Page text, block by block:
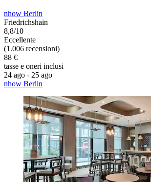
nhow Berlin
Friedrichshain
8,8/10
Eccellente
(1.006 recensioni)
88 €
tasse e oneri inclusi
24 ago - 25 ago
nhow Berlin